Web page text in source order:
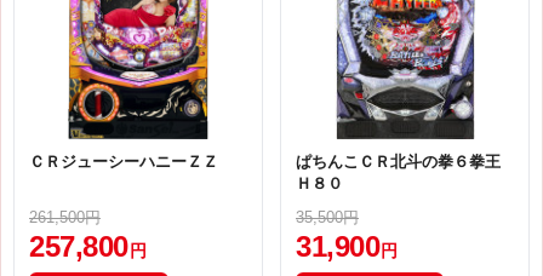
ＣＲジューシーハニーＺＺ
261,500円
257,800 円
ぱちんこＣＲ北斗の拳６拳王
Ｈ８０
35,500円
31,900 円